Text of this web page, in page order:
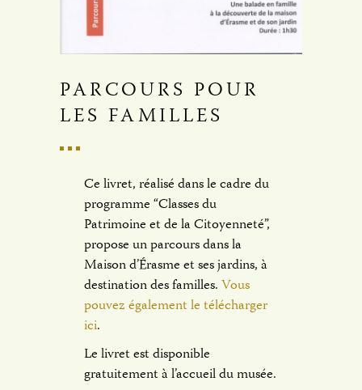
PARCOURS POUR
LES FAMILLES
Ce livret, réalisé dans le cadre du
programme “Classes du
Patrimoine et de la Citoyenneté”,
propose un parcours dans la
Maison d’Érasme et ses jardins, à
destination des familles.Vous
pouvez également le télécharger
ici.
Le livret est disponible
gratuitement à l’accueil du musée.